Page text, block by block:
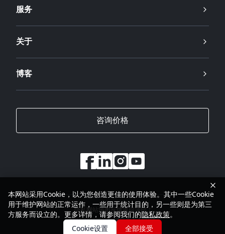
服务
关于
博客
咨询价格
2001-2026三一集团所有权利保留
隐私网站地图反馈返回顶部
本网站采用Cookie，以为您创造更佳的使用体验。其中一些Cookie
用于维护网站的正常运作，一些用于统计目的，另一些则是为第三
方服务而设立的。更多详情，请参阅我们的隐私政策。
Cookie设置
全部接受